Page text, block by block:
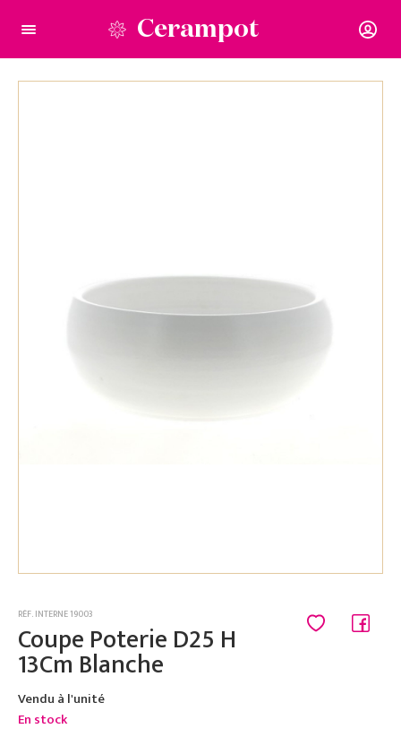
Cerampot
RÉF. INTERNE 19003
Coupe Poterie D25 H
13Cm Blanche
Vendu à l'unité
En stock